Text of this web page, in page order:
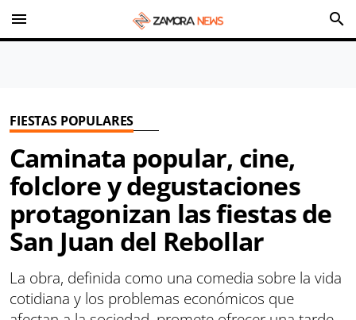
menu search
FIESTAS POPULARES
Caminata popular, cine,
folclore y degustaciones
protagonizan las fiestas de
San Juan del Rebollar
La obra, definida como una comedia sobre la vida
cotidiana y los problemas económicos que